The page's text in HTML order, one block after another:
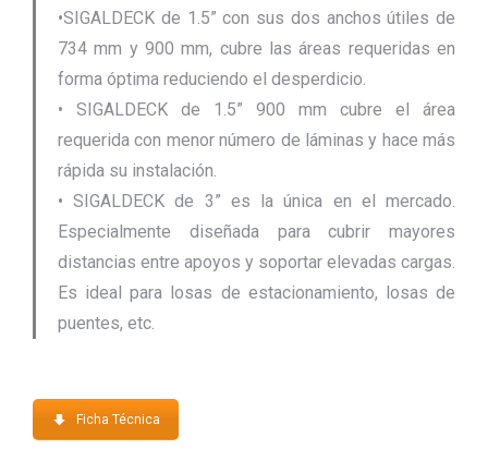
•SIGALDECK de 1.5” con sus dos anchos útiles de
734 mm y 900 mm, cubre las áreas requeridas en
forma óptima reduciendo el desperdicio.
• SIGALDECK de 1.5” 900 mm cubre el área
requerida con menor número de láminas y hace más
rápida su instalación.
• SIGALDECK de 3” es la única en el mercado.
Especialmente diseñada para cubrir mayores
distancias entre apoyos y soportar elevadas cargas.
Es ideal para losas de estacionamiento, losas de
puentes, etc.
Ficha Técnica